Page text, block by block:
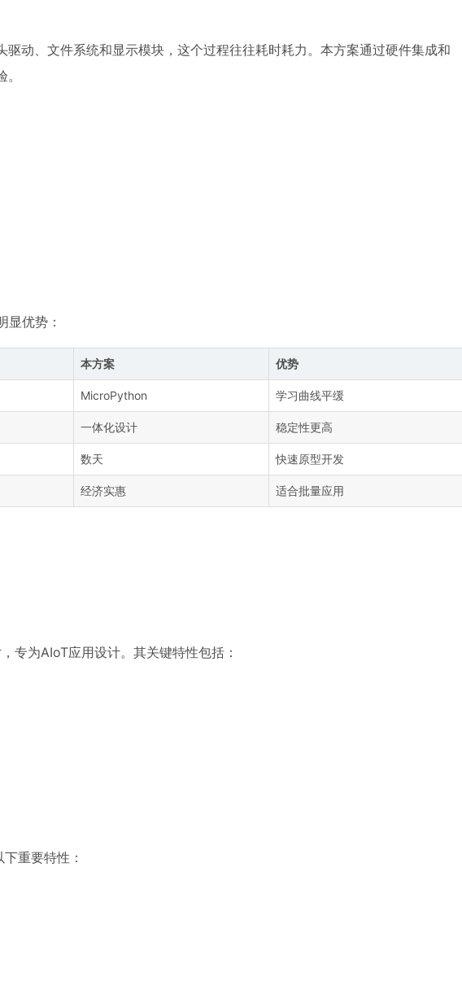
动、文件系统和显示模块，这个过程往往耗时耗力。本方案通过硬件集成和
显优势：
本方案 优势
MicroPython 学习曲线平缓
一体化设计 稳定性更高
数天 快速原型开发
经济实惠 适合批量应用
专为AIoT应用设计。其关键特性包括：
重要特性：